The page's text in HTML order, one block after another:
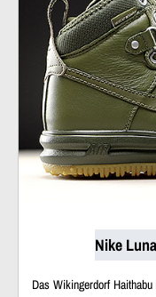
Nike
Das Wikingerdorf